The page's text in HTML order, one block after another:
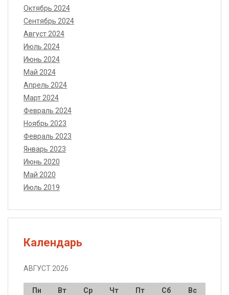
Октябрь 2024
Сентябрь 2024
Август 2024
Июль 2024
Июнь 2024
Май 2024
Апрель 2024
Март 2024
Февраль 2024
Ноябрь 2023
Февраль 2023
Январь 2023
Июнь 2020
Май 2020
Июль 2019
Календарь
АВГУСТ 2026
Пн Вт Ср Чт Пт Сб
Вс